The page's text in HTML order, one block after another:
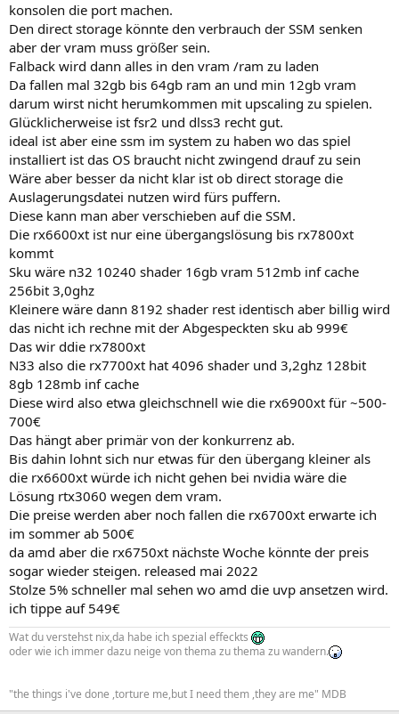
konsolen die port machen.
Den direct storage könnte den verbrauch der SSM senken
aber der vram muss größer sein.
Falback wird dann alles in den vram /ram zu laden
Da fallen mal 32gb bis 64gb ram an und min 12gb vram
darum wirst nicht herumkommen mit upscaling zu spielen.
Glücklicherweise ist fsr2 und dlss3 recht gut.
ideal ist aber eine ssm im system zu haben wo das spiel
installiert ist das OS braucht nicht zwingend drauf zu sein
Wäre aber besser da nicht klar ist ob direct storage die
Auslagerungsdatei nutzen wird fürs puffern.
Diese kann man aber verschieben auf die SSM.
Die rx6600xt ist nur eine übergangslösung bis rx7800xt
kommt
Sku wäre n32 10240 shader 16gb vram 512mb inf cache
256bit 3,0ghz
Kleinere wäre dann 8192 shader rest identisch aber billig wird
das nicht ich rechne mit der Abgespeckten sku ab 999€
Das wir ddie rx7800xt
N33 also die rx7700xt hat 4096 shader und 3,2ghz 128bit
8gb 128mb inf cache
Diese wird also etwa gleichschnell wie die rx6900xt für ~500-
700€
Das hängt aber primär von der konkurrenz ab.
Bis dahin lohnt sich nur etwas für den übergang kleiner als
die rx6600xt würde ich nicht gehen bei nvidia wäre die
Lösung rtx3060 wegen dem vram.
Die preise werden aber noch fallen die rx6700xt erwarte ich
im sommer ab 500€
da amd aber die rx6750xt nächste Woche könnte der preis
sogar wieder steigen. released mai 2022
Stolze 5% schneller mal sehen wo amd die uvp ansetzen wird.
ich tippe auf 549€
Wat du verstehst nix,da habe ich spezial effeckts
oder wie ich immer dazu neige von thema zu thema zu wandern.
"the things i've done ,torture me,but I need them ,they are me" MDB